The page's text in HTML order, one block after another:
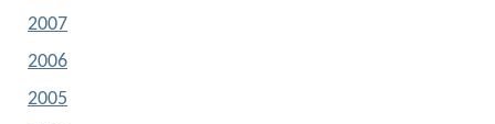
2007
2006
2005